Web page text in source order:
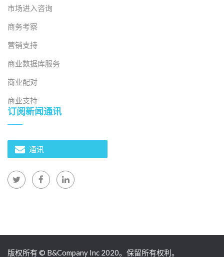
市场进入咨询
商务考察
营销支持
商业数据库服务
商业配对
商业支持
订阅新闻通讯
通讯
版权所有 © B&Company Inc 2020。保留所有权利。